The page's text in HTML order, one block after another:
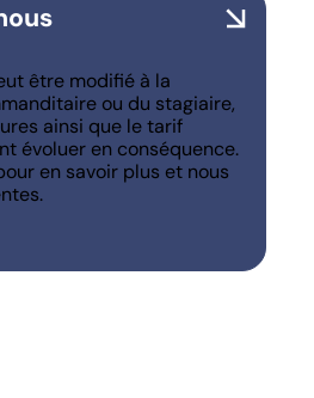
être modifié à la
ou du stagiaire,
ainsi que le tarif
évoluer en conséquence.
en savoir plus et nous